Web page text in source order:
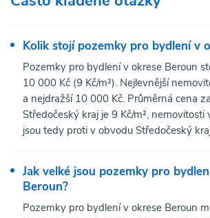
Kolik stojí pozemky pro bydlení v
Pozemky pro bydlení v okrese Beroun
10 000 Kč (9 Kč/m²). Nejlevnější
a nejdražší 10 000 Kč. Průměrná cena
Středočeský kraj je 9 Kč/m², nemovitosti
jsou tedy proti v obvodu Středočeský
Jak velké jsou pozemky pro
Beroun?
Pozemky pro bydlení v okrese Beroun